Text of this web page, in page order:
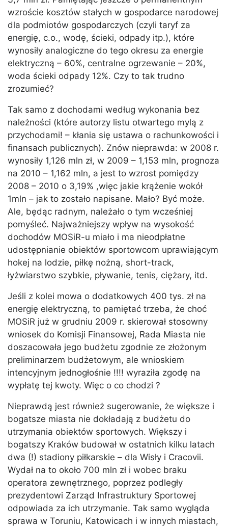
wzroście kosztów stałych w gospodarce narodowej
dla podmiotów gospodarczych (czyli taryf za
energię, c.o., wodę, ścieki, odpady itp.), które
wynosiły analogiczne do tego okresu za energie
elektryczną – 60%, centralne ogrzewanie – 20%,
woda ścieki odpady 12%. Czy to tak trudno
zrozumieć?
Tak samo z dochodami według wykonania bez
należności (które autorzy listu otwartego mylą z
przychodami! – kłania się ustawa o rachunkowości i
finansach publicznych). Znów nieprawda: w 2008 r.
wynosiły 1,126 mln zł, w 2009 – 1,153 mln, prognoza
na 2010 – 1,162 mln, a jest to wzrost pomiędzy
2008 – 2010 o 3,19% ,więc jakie krążenie wokół
1mln – jak to zostało napisane. Mało? Być może.
Ale, będąc radnym, należało o tym wcześniej
pomyśleć. Najważniejszy wpływ na wysokość
dochodów MOSiR-u miało i ma nieodpłatne
udostępnianie obiektów sportowcom uprawiającym
hokej na lodzie, piłkę nożną, short-track,
łyżwiarstwo szybkie, pływanie, tenis, ciężary, itd.
Jeśli z kolei mowa o dodatkowych 400 tys. zł na
energię elektryczną, to pamiętać trzeba, że choć
MOSiR już w grudniu 2009 r. skierował stosowny
wniosek do Komisji Finansowej, Rada Miasta nie
doszacowała jego budżetu zgodnie ze złożonym
preliminarzem budżetowym, ale wnioskiem
intencyjnym jednogłośnie !!!! wyraziła zgodę na
wypłatę tej kwoty. Więc o co chodzi ?
Nieprawdą jest również sugerowanie, że większe i
bogatsze miasta nie dokładają z budżetu do
utrzymania obiektów sportowych. Większy i
bogatszy Kraków budował w ostatnich kilku latach
dwa (!) stadiony piłkarskie – dla Wisły i Cracovii.
Wydał na to około 700 mln zł i wobec braku
operatora zewnętrznego, poprzez podległy
prezydentowi Zarząd Infrastruktury Sportowej
odpowiada za ich utrzymanie. Tak samo wygląda
sprawa w Toruniu, Katowicach i w innych miastach,